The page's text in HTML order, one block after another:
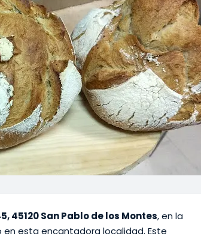
45120 San Pablo de los Montes, en la
esta encantadora localidad. Este